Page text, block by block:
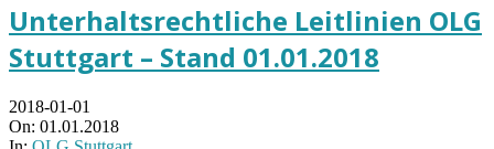
Unterhaltsrechtliche Leitlinien OLG
Stuttgart – Stand 01.01.2018
2018-01-01
On: 01.01.2018